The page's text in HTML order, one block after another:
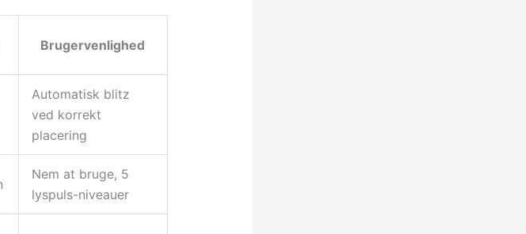
Brugervenlighed
Automatisk blitz
ved korrekt
placering
Nem at bruge, 5
lyspuls-niveauer